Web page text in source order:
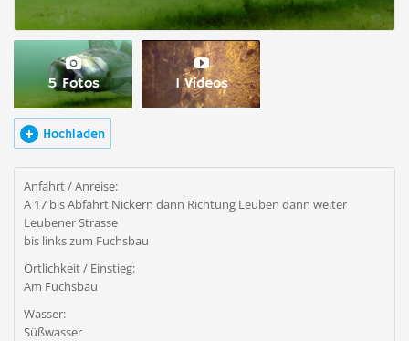
5 Fotos 1 Videos
Hochladen
Anfahrt / Anreise:
A 17 bis Abfahrt Nickern dann Richtung Leuben dann weiter
Leubener Strasse
bis links zum Fuchsbau
Örtlichkeit / Einstieg:
Am Fuchsbau
Wasser:
Süßwasser